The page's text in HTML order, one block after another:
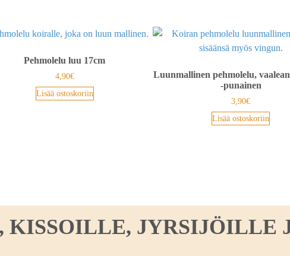
Pehmolelu luu 17cm
4,90€
Lisää ostoskoriin
Luunmallinen pehmolelu,
-punainen
3,90€
Lisää ostoskoriin
JYRSIJÖILLE